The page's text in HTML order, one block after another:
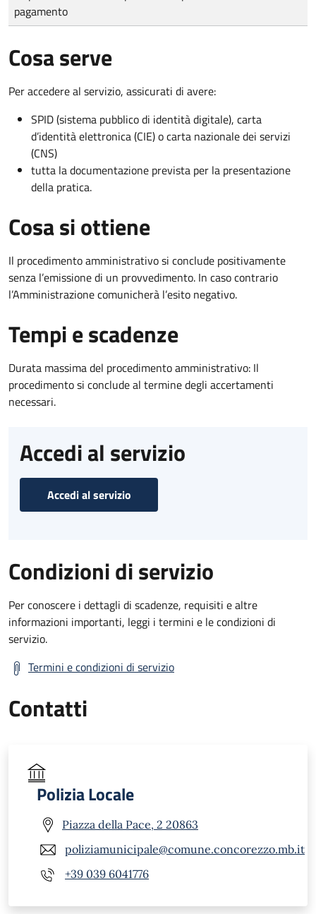
pagamento
Cosa serve
Per accedere al servizio, assicurati di avere:
SPID (sistema pubblico di identità digitale), carta
d’identità elettronica (CIE) o carta nazionale dei servizi
(CNS)
tutta la documentazione prevista per la presentazione
della pratica.
Cosa si ottiene
Il procedimento amministrativo si conclude positivamente
senza l’emissione di un provvedimento. In caso contrario
l’Amministrazione comunicherà l’esito negativo.
Tempi e scadenze
Durata massima del procedimento amministrativo: Il
procedimento si conclude al termine degli accertamenti
necessari.
Accedi al servizio
Accedi al servizio
Condizioni di servizio
Per conoscere i dettagli di scadenze, requisiti e altre
informazioni importanti, leggi i termini e le condizioni di
servizio.
Termini e condizioni di servizio
Contatti
Polizia Locale
Piazza della Pace, 2 20863
poliziamunicipale@comune.concorezzo.mb.it
+39 039 6041776